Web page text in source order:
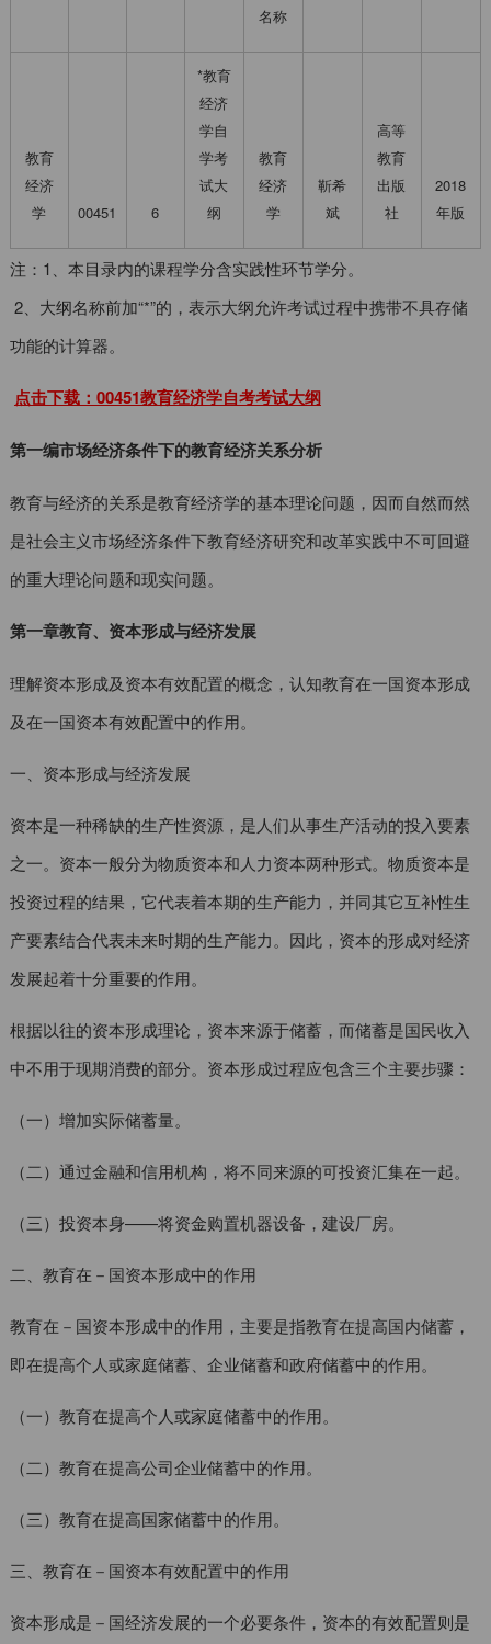
名称
教育
经济
学
00451 6
*教育
经济
学自
学考
试大
纲
教育
经济
学
靳希
斌
高等
教育
出版
社
2018
年版
注：1、本目录内的课程学分含实践性环节学分。
2、大纲名称前加“*”的，表示大纲允许考试过程中携带不具存储
功能的计算器。
点击下载：00451教育经济学自考考试大纲
第一编市场经济条件下的教育经济关系分析
教育与经济的关系是教育经济学的基本理论问题，因而自然而然
是社会主义市场经济条件下教育经济研究和改革实践中不可回避
的重大理论问题和现实问题。
第一章教育、资本形成与经济发展
理解资本形成及资本有效配置的概念，认知教育在一国资本形成
及在一国资本有效配置中的作用。
一、资本形成与经济发展
资本是一种稀缺的生产性资源，是人们从事生产活动的投入要素
之一。资本一般分为物质资本和人力资本两种形式。物质资本是
投资过程的结果，它代表着本期的生产能力，并同其它互补性生
产要素结合代表未来时期的生产能力。因此，资本的形成对经济
发展起着十分重要的作用。
根据以往的资本形成理论，资本来源于储蓄，而储蓄是国民收入
中不用于现期消费的部分。资本形成过程应包含三个主要步骤：
（一）增加实际储蓄量。
（二）通过金融和信用机构，将不同来源的可投资汇集在一起。
（三）投资本身——将资金购置机器设备，建设厂房。
二、教育在－国资本形成中的作用
教育在－国资本形成中的作用，主要是指教育在提高国内储蓄，
即在提高个人或家庭储蓄、企业储蓄和政府储蓄中的作用。
（一）教育在提高个人或家庭储蓄中的作用。
（二）教育在提高公司企业储蓄中的作用。
（三）教育在提高国家储蓄中的作用。
三、教育在－国资本有效配置中的作用
资本形成是－国经济发展的一个必要条件，资本的有效配置则是